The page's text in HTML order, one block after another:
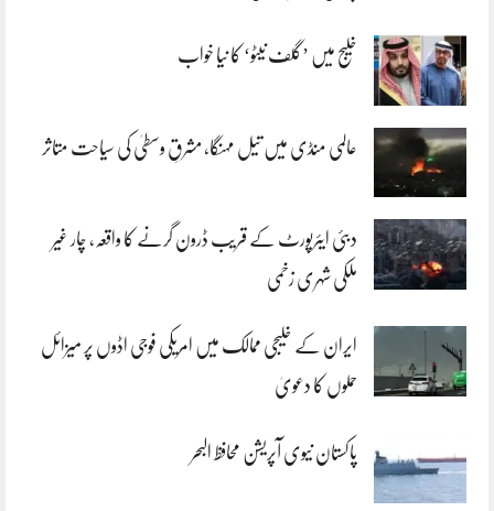
خلیج میں ’گلف نیٹو‘ کا نیا خواب
عالمی منڈی میں تیل مہنگا، مشرقِ وسطیٰ کی سیاحت متاثر
دبئی ایئرپورٹ کے قریب ڈرون گرنے کا واقعہ، چار غیر
ملکی شہری زخمی
ایران کے خلیجی ممالک میں امریکی فوجی اڈوں پر میزائل
حملوں کا دعویٰ
پاکستان نیوی آپریشن محافظ البحر